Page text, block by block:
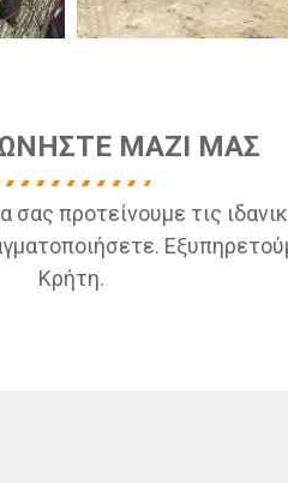
ΜΑΖΙ ΜΑΣ
σας προτείνουμε τις
Κρήτη.